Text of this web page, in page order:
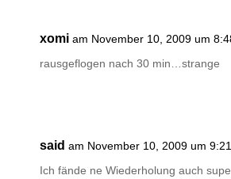
xomi am November 10, 2009 um
rausgeflogen nach 30 min…strange
said am November 10, 2009 um 9:21
Ich fände ne Wiederholung auch